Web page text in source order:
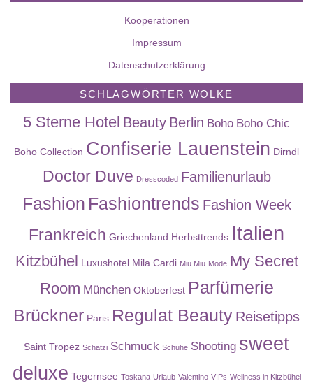
Kooperationen
Impressum
Datenschutzerklärung
SCHLAGWÖRTER WOLKE
5 Sterne Hotel Beauty Berlin Boho Boho Chic
Boho Collection Confiserie Lauenstein Dirndl
Doctor Duve Dresscoded Familienurlaub
Fashion Fashiontrends Fashion Week
Frankreich Griechenland Herbsttrends Italien
Kitzbühel Luxushotel Mila Cardi Miu Miu Mode My Secret
Room München Oktoberfest Parfümerie
Brückner Paris Regulat Beauty Reisetipps
Saint Tropez Schatzi Schmuck Schuhe Shooting sweet
deluxe Tegernsee Toskana Urlaub Valentino VIPs Wellness in Kitzbühel